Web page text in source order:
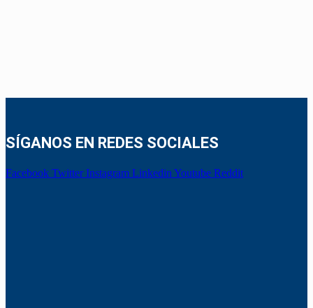
SÍGANOS EN REDES SOCIALES
Facebook Twitter Instagram Linkedin Youtube Reddit